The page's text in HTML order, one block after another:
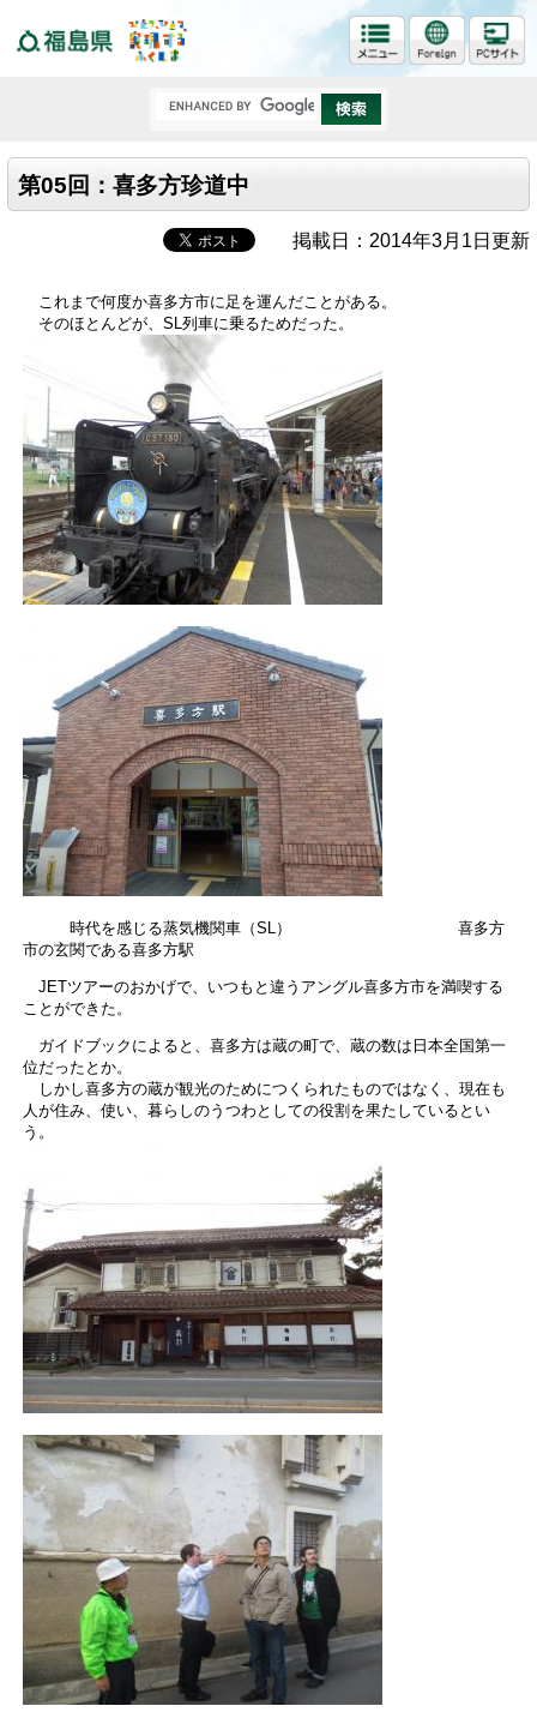
第05回：喜多方珍道中
掲載日：2014年3月1日更新
これまで何度か喜多方市に足を運んだことがある。
そのほとんどが、SL列車に乗るためだった。
時代を感じる蒸気機関車（SL） 喜多方
市の玄関である喜多方駅
JETツアーのおかげで、いつもと違うアングル喜多方市を満喫する
ことができた。
ガイドブックによると、喜多方は蔵の町で、蔵の数は日本全国第一
位だったとか。
しかし喜多方の蔵が観光のためにつくられたものではなく、現在も
人が住み、使い、暮らしのうつわとしての役割を果たしているとい
う。